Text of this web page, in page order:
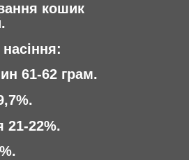
кошик
61-62 грам.
21-22%.